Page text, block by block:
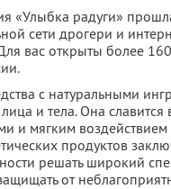
«Улыбка радуги»
сети дрогери и
вас открыты более
с натуральными
и тела. Она славится
и мягким воздействием
продуктов
решать широкий
от